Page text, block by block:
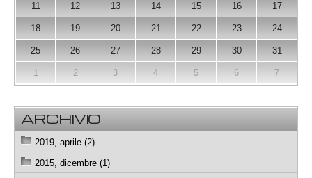
11 12 13 14 15 16 17
18 19 20 21 22 23 24
25 26 27 28 29 30 31
1 2 3 4 5 6 7
ARCHIVIO
2019, aprile (2)
2015, dicembre (1)